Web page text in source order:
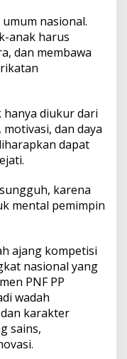
nasional.
anak harus
dan membawa
hanya diukur dari
dan daya
dapat
karena
mental pemimpin
ajang kompetisi
nasional yang
PNF PP
wadah
karakter
sains,